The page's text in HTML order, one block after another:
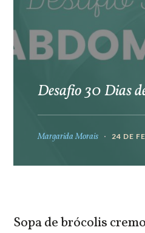
Desafio 30 Dias
Margarida Morais 24 DE
Sopa de brócolis